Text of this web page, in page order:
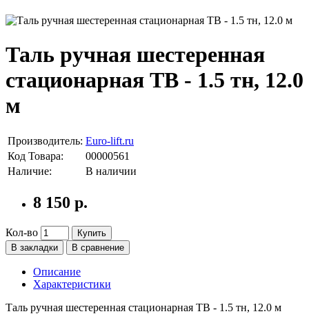
Таль ручная шестеренная
стационарная ТВ - 1.5 тн, 12.0
м
Производитель: Euro-lift.ru
Код Товара:
00000561
Наличие:
В наличии
8 150 р.
Кол-во
Купить
В закладки
В сравнение
Описание
Характеристики
Таль ручная шестеренная стационарная ТВ - 1.5 тн, 12.0 м